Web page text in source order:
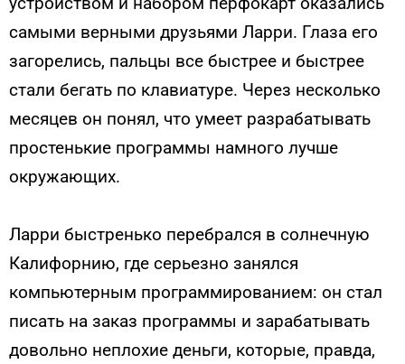
самыми верными друзьями Ларри. Глаза его
загорелись, пальцы все быстрее и быстрее
стали бегать по клавиатуре. Через несколько
месяцев он понял, что умеет разрабатывать
простенькие программы намного лучше
окружающих.
Ларри быстренько перебрался в солнечную
Калифорнию, где серьезно занялся
компьютерным программированием: он стал
писать на заказ программы и зарабатывать
довольно неплохие деньги, которые, правда,